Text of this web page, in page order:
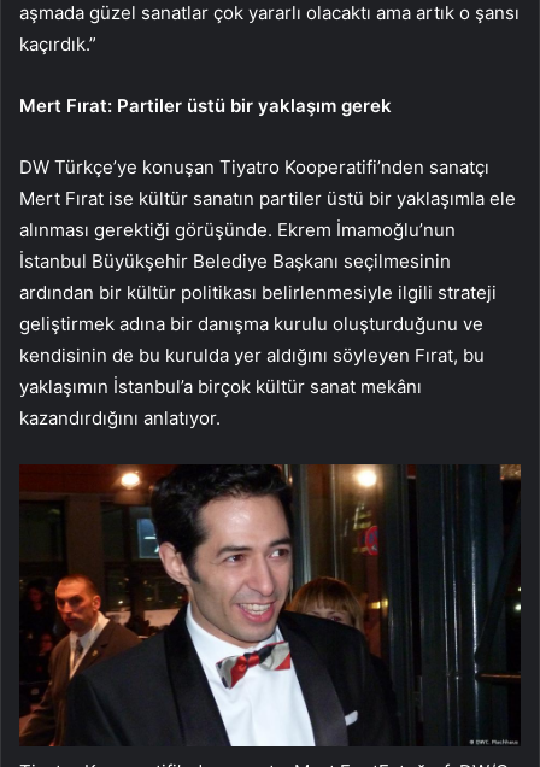
aşmada güzel sanatlar çok yararlı olacaktı ama artık o şansı
kaçırdık.”
Mert Fırat: Partiler üstü bir yaklaşım gerek
DW Türkçe’ye konuşan Tiyatro Kooperatifi’nden sanatçı
Mert Fırat ise kültür sanatın partiler üstü bir yaklaşımla ele
alınması gerektiği görüşünde. Ekrem İmamoğlu’nun
İstanbul Büyükşehir Belediye Başkanı seçilmesinin
ardından bir kültür politikası belirlenmesiyle ilgili strateji
geliştirmek adına bir danışma kurulu oluşturduğunu ve
kendisinin de bu kurulda yer aldığını söyleyen Fırat, bu
yaklaşımın İstanbul’a birçok kültür sanat mekânı
kazandırdığını anlatıyor.